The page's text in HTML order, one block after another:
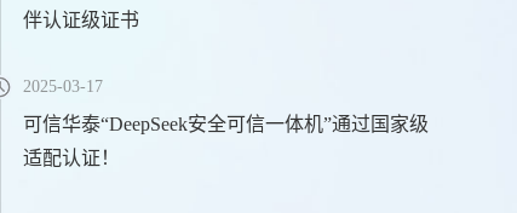
伴认证级证书
2025-03-17
可信华泰“DeepSeek安全可信一体机”通过国家级
适配认证！